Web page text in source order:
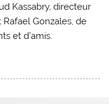
Kassabry, directeur
Gonzales, de
et d’amis.